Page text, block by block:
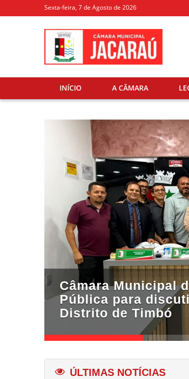
Sexta-feira, 7 de Agosto de 2026
INÍCIO A CÂMARA
Câmara Municipal
Pública para
Distrito de Timbó
ÚLTIMAS NOTÍCIAS